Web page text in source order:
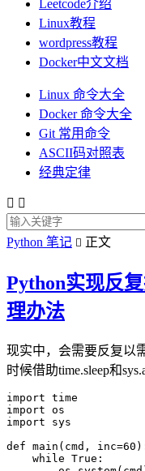
Leetcode介绍
Linux教程
wordpress教程
Docker中文文档
Linux 命令大全
Docker 命令大全
Git 常用命令
ASCII码对照表
经典定律
 
Python 笔记  正文
Python实现反
理办法
现实中，会需要反复以
时候借助time.sleep和
import time
import os
import sys
def main(cmd,
    while True: